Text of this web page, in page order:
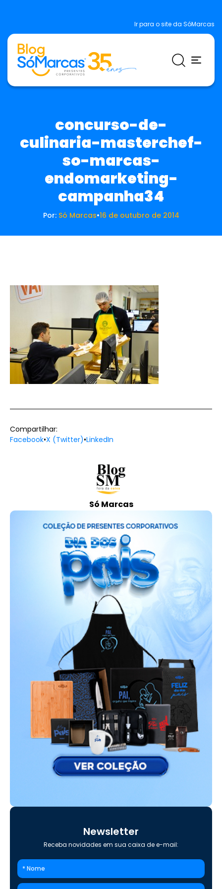
Ir para o site da SóMarcas
concurso-de-
culinaria-masterchef-
so-marcas-
endomarketing-
campanha34
Por: Só Marcas•16 de outubro de 2014
Só Marcas
Compartilhar:
Facebook•X (Twitter)•LinkedIn
Newsletter
Receba novidades em sua caixa de e-mail: